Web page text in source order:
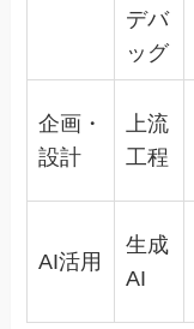
デバ
ッグ
企画・
設計
上流
工程
AI活用
生成
AI